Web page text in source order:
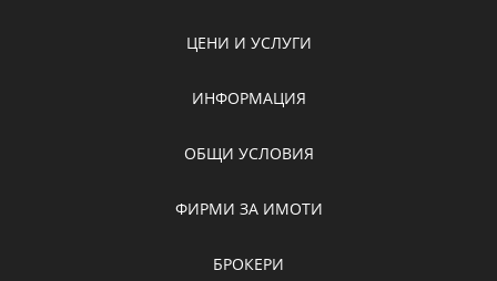
ЦЕНИ И УСЛУГИ
ИНФОРМАЦИЯ
ОБЩИ УСЛОВИЯ
ФИРМИ ЗА ИМОТИ
БРОКЕРИ